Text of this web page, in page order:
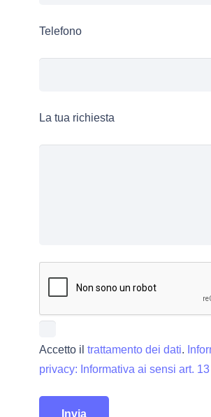
Telefono
La tua richiesta
Accetto il trattamento dei dati.
privacy: Informativa ai sensi art.